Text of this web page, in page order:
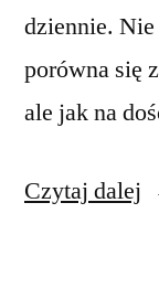
dziennie.
porówna się
ale jak na
Czytaj dalej